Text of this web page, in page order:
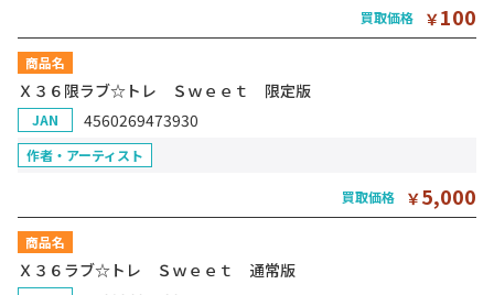
買取価格 ￥100
商品名
Ｘ３６限ラブ☆トレ Ｓｗｅｅｔ 限定版
JAN 4560269473930
作者・アーティスト
買取価格 ￥5,000
商品名
Ｘ３６ラブ☆トレ Ｓｗｅｅｔ 通常版